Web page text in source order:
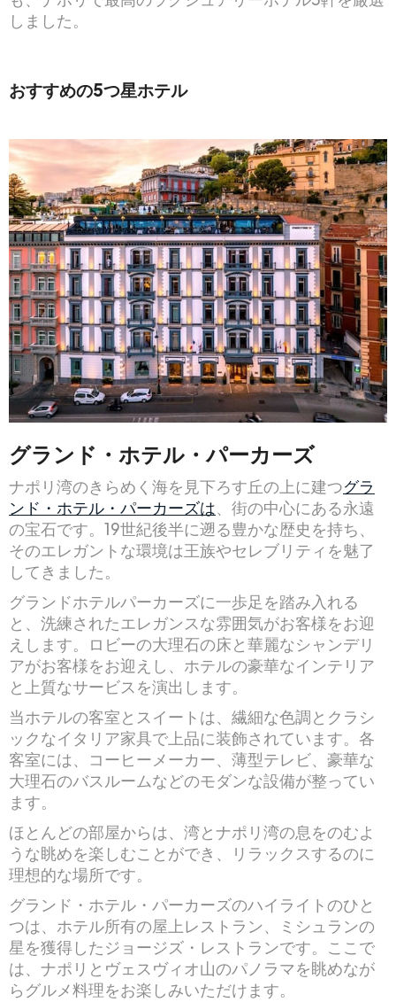
しました。
おすすめの5つ星ホテル
グランド・ホテル・パーカーズ
ナポリ湾のきらめく海を見下ろす丘の上に建つグラ
ンド・ホテル・パーカーズは、街の中心にある永遠
の宝石です。19世紀後半に遡る豊かな歴史を持ち、
そのエレガントな環境は王族やセレブリティを魅了
してきました。
グランドホテルパーカーズに一歩足を踏み入れる
と、洗練されたエレガンスな雰囲気がお客様をお迎
えします。ロビーの大理石の床と華麗なシャンデリ
アがお客様をお迎えし、ホテルの豪華なインテリア
と上質なサービスを演出します。
当ホテルの客室とスイートは、繊細な色調とクラシ
ックなイタリア家具で上品に装飾されています。各
客室には、コーヒーメーカー、薄型テレビ、豪華な
大理石のバスルームなどのモダンな設備が整ってい
ます。
ほとんどの部屋からは、湾とナポリ湾の息をのむよ
うな眺めを楽しむことができ、リラックスするのに
理想的な場所です。
グランド・ホテル・パーカーズのハイライトのひと
つは、ホテル所有の屋上レストラン、ミシュランの
星を獲得したジョージズ・レストランです。ここで
は、ナポリとヴェスヴィオ山のパノラマを眺めなが
らグルメ料理をお楽しみいただけます。